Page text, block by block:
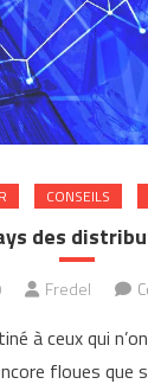
CONSEILS
des
Fredel
à ceux qui
floues que